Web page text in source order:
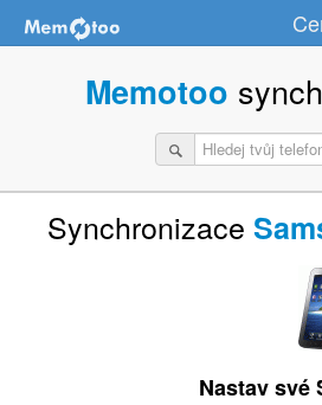
Memotoo
Synchronizace
Nastav své